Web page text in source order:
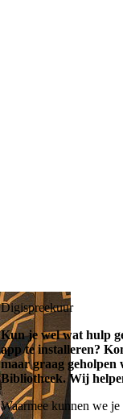
Digispreekuur
Kun je wel wat hulp
app te installeren?
maar graag geholpen
Bibliotheek. Wij
Waarmee kunnen we je